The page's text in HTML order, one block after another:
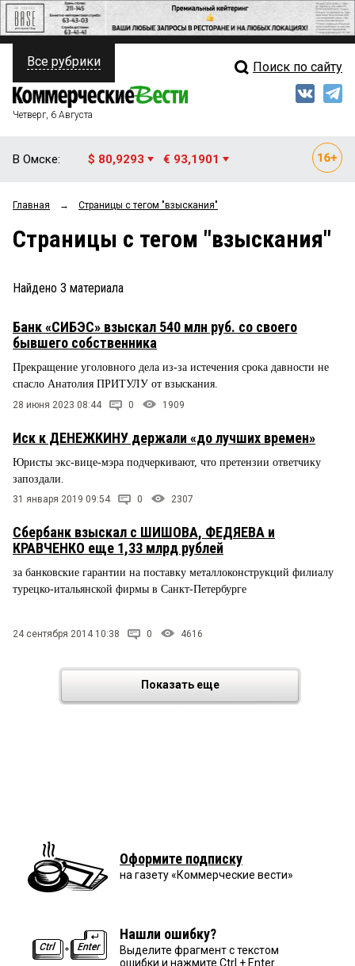
ПОЛИТИКА
ФИНАНСЫ
ОБЩЕСТВО
ЗАКОН
НОВОСТИ КОМПАНИЙ
Свежий выпуск
Мнения
Рейтинги
Все рубрики Поиск по сайту
Четверг, 6 Августа
В Омске: $ 80,9293 € 93,1901
Главная → Страницы c тегом "взыскания"
Страницы c тегом "взыскания"
Найдено 3 материала
Банк «СИБЭС» взыскал 540 млн руб. со своего
бывшего собственника
Прекращение уголовного дела из-за истечения срока давности не
спасло Анатолия ПРИТУЛУ от взыскания.
28 июня 2023 08:44 0 1909
Иск к ДЕНЕЖКИНУ держали «до лучших времен»
Юристы экс-вице-мэра подчеркивают, что претензии ответчику
запоздали.
31 января 2019 09:54 0 2307
Сбербанк взыскал с ШИШОВА, ФЕДЯЕВА и
КРАВЧЕНКО еще 1,33 млрд рублей
за банковские гарантии на поставку металлоконструкций филиалу
турецко-итальянской фирмы в Санкт-Петербурге
24 сентября 2014 10:38 0 4616
Показать еще
Оформите подписку
на газету «Коммерческие вести»
Нашли ошибку?
Выделите фрагмент с текстом
ошибки и нажмите Ctrl + Enter.